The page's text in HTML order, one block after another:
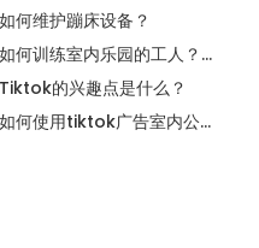
如何维护蹦床设备？
如何训练室内乐园的工人？（a）
Tiktok的兴趣点是什么？
如何使用tiktok广告室内公园贝特？